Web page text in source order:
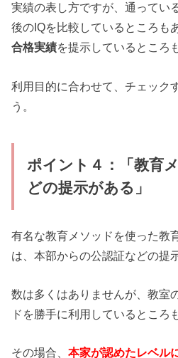
実績の表し方ですが、通ってい
後のIQを比較しているところも
合格実績を提示しているところ
利用目的に合わせて、チェック
う。
ポイント４：「教育
どの提示がある」
有名な教育メソッドを使った教
は、本部からの公認証などの提
数は多くはありませんが、教室
ドを勝手に利用しているところ
その場合、本家が認めたレベル